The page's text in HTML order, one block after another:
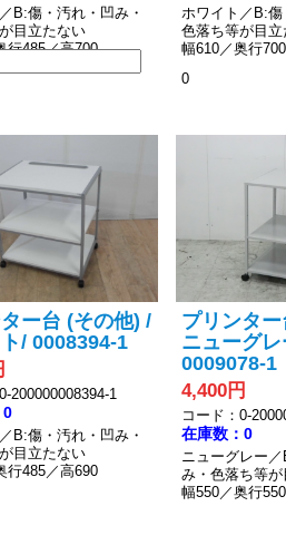
B:傷・汚れ・凹み・
目立たない
行485／高700
ホワイト／B:傷
色落ち等が目立
幅610／奥行
0
ー台 (その他) /
/ 0008394-1
200000008394-1
0
B:傷・汚れ・凹み・
目立たない
行485／高690
プリンタ
ニューグレ
0009078-1
4,400円
コード：0-
在庫数：0
ニューグレー
み・色落ち等
幅550／奥行